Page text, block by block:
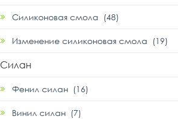
Силиконовая смола (48)
Изменение силиконовая смола (19)
Силан
Фенил силан (16)
Винил силан (7)